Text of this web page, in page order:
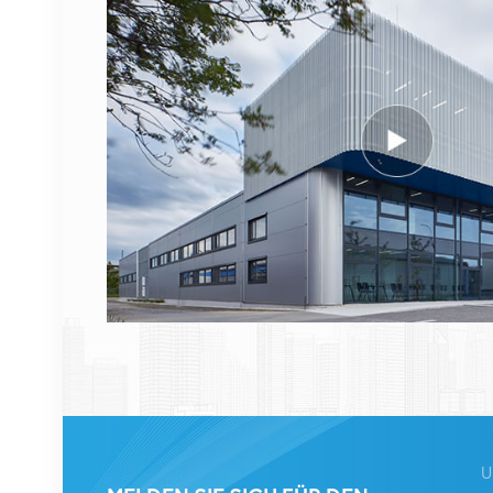
474914A AirScale RRH
4T4R RRU Basisstation
DETAILS ANZEIGEN
NOKIA FUFAS
473288A.102
Glasfaserkabel LC OD-
LC OD Dual 2m
DETAILS ANZEIGEN
1662SMC 3AL98324AA
ERICSSON 2212 B31